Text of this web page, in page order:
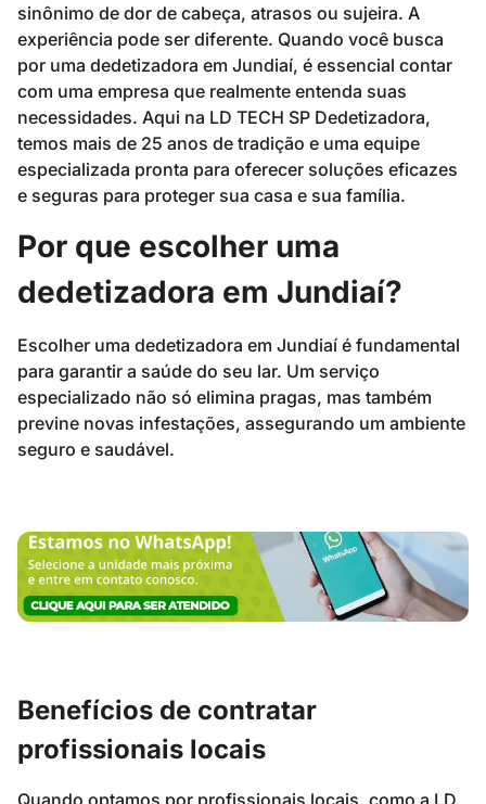
sinônimo de dor de cabeça, atrasos ou sujeira. A
experiência pode ser diferente. Quando você busca
por uma dedetizadora em Jundiaí, é essencial contar
com uma empresa que realmente entenda suas
necessidades. Aqui na LD TECH SP Dedetizadora,
temos mais de 25 anos de tradição e uma equipe
especializada pronta para oferecer soluções eficazes
e seguras para proteger sua casa e sua família.
Por que escolher uma
dedetizadora em Jundiaí?
Escolher uma dedetizadora em Jundiaí é fundamental
para garantir a saúde do seu lar. Um serviço
especializado não só elimina pragas, mas também
previne novas infestações, assegurando um ambiente
seguro e saudável.
Benefícios de contratar
profissionais locais
Quando optamos por profissionais locais, como a LD